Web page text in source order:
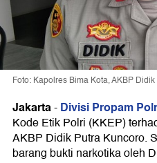
Foto: Kapolres Bima Kota, AKBP
Jakarta-Divisi Propam
Kode Etik Polri (KKEP)
AKBP Didik Putra Kuncoro.
barang bukti narkotika oleh